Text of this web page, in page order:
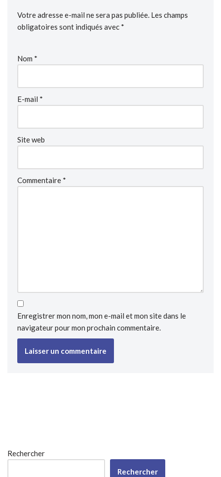
Votre adresse e-mail ne sera pas publiée. Les champs
obligatoires sont indiqués avec *
Nom *
E-mail *
Site web
Commentaire *
Enregistrer mon nom, mon e-mail et mon site dans le
navigateur pour mon prochain commentaire.
Rechercher
Rechercher